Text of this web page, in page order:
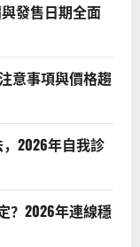
發售日期全面
意事項與價格趨
2026年自我診
？2026年連線穩